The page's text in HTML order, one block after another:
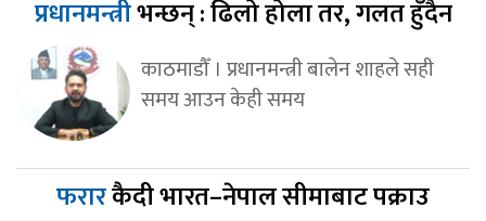
प्रधानमन्त्रीभन्छन् : ढिलो होला तर, गलत हुँदैन
काठमाडौँ । प्रधानमन्त्री बालेन शाहले सही
समय आउन केही समय
फरारकैदी भारत–नेपाल सीमाबाट पक्राउ